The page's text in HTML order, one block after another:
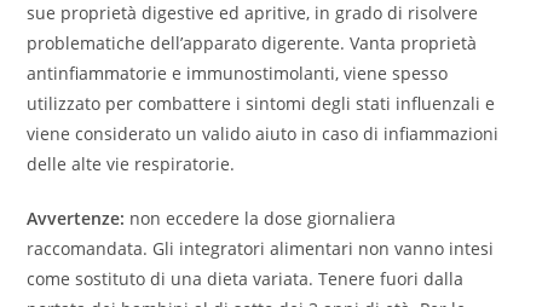
sue proprietà digestive ed apritive, in grado di risolvere
problematiche dell’apparato digerente. Vanta proprietà
antinfiammatorie e immunostimolanti, viene spesso
utilizzato per combattere i sintomi degli stati influenzali e
viene considerato un valido aiuto in caso di infiammazioni
delle alte vie respiratorie.
Avvertenze: non eccedere la dose giornaliera
raccomandata. Gli integratori alimentari non vanno intesi
come sostituto di una dieta variata. Tenere fuori dalla